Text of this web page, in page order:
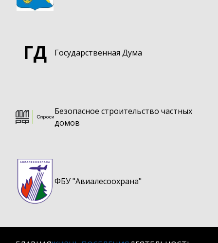
ГД Государственная Дума
Безопасное строительство частных
домов
ФБУ "Авиалесоохрана"